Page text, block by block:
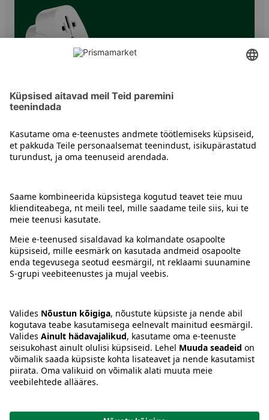
Telefonitarvikud
Juhised
Tingimused
Keel:ETENRU